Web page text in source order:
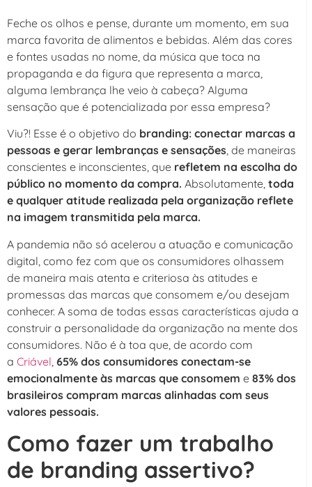
Feche os olhos e pense, durante um momento, em sua
marca favorita de alimentos e bebidas. Além das cores
e fontes usadas no nome, da música que toca na
propaganda e da figura que representa a marca,
alguma lembrança lhe veio à cabeça? Alguma
sensação que é potencializada por essa empresa?
Viu?! Esse é o objetivo do branding: conectar marcas a
pessoas e gerar lembranças e sensações, de maneiras
conscientes e inconscientes, que refletem na escolha do
público no momento da compra. Absolutamente, toda
e qualquer atitude realizada pela organização reflete
na imagem transmitida pela marca.
A pandemia não só acelerou a atuação e comunicação
digital, como fez com que os consumidores olhassem
de maneira mais atenta e criteriosa às atitudes e
promessas das marcas que consomem e/ou desejam
conhecer. A soma de todas essas características ajuda a
construir a personalidade da organização na mente dos
consumidores. Não é à toa que, de acordo com
a Criável 65% dos consumidores conectam-se
emocionalmente às marcas que consomem e 83% dos
brasileiros compram marcas alinhadas com seus
valores pessoais.
Como fazer um trabalho
de branding assertivo?